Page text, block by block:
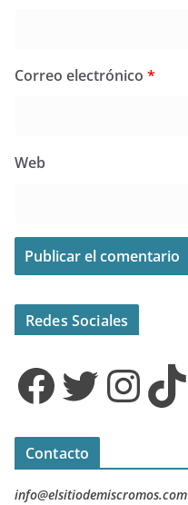
Correo electrónico *
Web
Redes Sociales
Facebook Twitter InstagramTikTok
Contacto
info@elsitiodemiscromos.com